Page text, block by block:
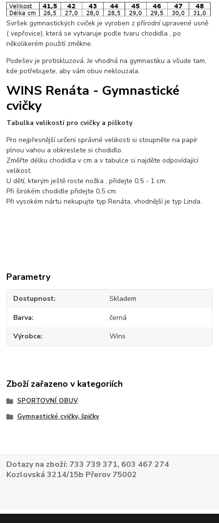
Svršek gymnastických cviček je vyroben z přírodní upravené usně
( vepřovice), která se vytvaruje podle tvaru chodidla , po
několikerém použití změkne.
Podešev je protiskluzová. Je vhodná na gymnastiku a všude tam,
kde potřebujete, aby vám obuv neklouzala.
WINS Renáta - Gymnastické
cvičky
Tabulka velikostí pro cvičky a piškoty
Pro nejpřesnější určení správné velikosti si stoupněte na papír
plnou vahou a obkreslete si chodidlo.
Změřte délku chodidla v cm a v tabulce si najděte odpovídající
velikost.
U dětí, kterým ještě roste nožka , přidejte 0,5 - 1 cm.
Při širokém chodidle přidejte 0,5 cm.
Při vysokém nártu nekupujte typ Renáta, vhodnější je typ Linda.
Parametry
Dostupnost Skladem
Barva černá
Výrobce Wins
Zboží zařazeno v kategoriích
SPORTOVNÍ OBUV
Gymnastické cvičky, špičky
Dotazy na zboží: 733 739 371, 603 467 274
Kozlovská 3214/15b Přerov 75002